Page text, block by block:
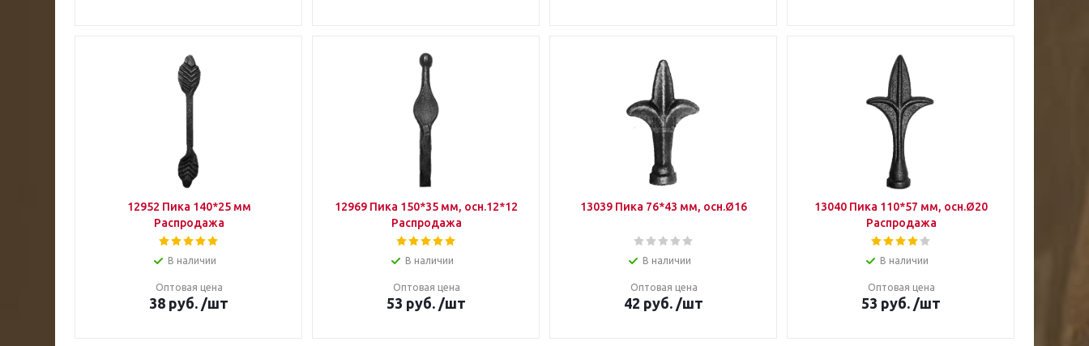
12952 Пика 140*25 мм
Распродажа
В наличии
Оптовая цена
38 руб. /шт
12969 Пика 150*35 мм, осн.12*12
Распродажа
В наличии
Оптовая цена
53 руб. /шт
13039 Пика 76*43 мм, осн.Ø16
В наличии
Оптовая цена
42 руб. /шт
13040 Пика 110*57 мм, осн.Ø20
Распродажа
В наличии
Оптовая цена
53 руб. /шт